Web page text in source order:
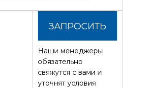
ЗАПРОСИТЬ
СТОИМОСТЬ
Наши менеджеры
обязательно
свяжутся с вами и
уточнят условия